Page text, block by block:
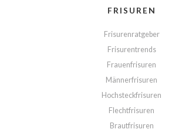
FRISUREN
Frisurenratgeber
Frisurentrends
Frauenfrisuren
Männerfrisuren
Hochsteckfrisuren
Flechtfrisuren
Brautfrisuren